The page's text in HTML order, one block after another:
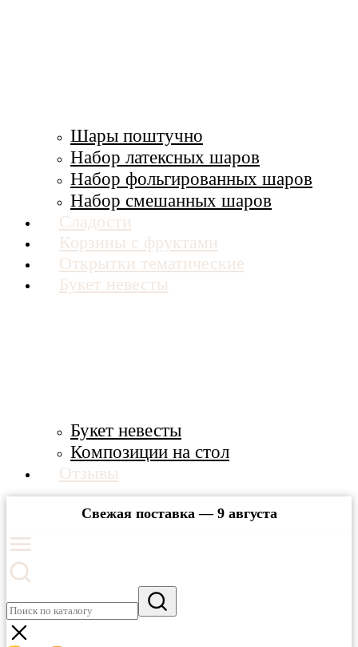
Шары поштучно
Набор латексных шаров
Набор фольгированных шаров
Набор смешанных шаров
Сладости
Корзины с фруктами
Открытки тематические
Букет невесты
Букет невесты
Композиции на стол
Отзывы
Свежая поставка — 9 августа